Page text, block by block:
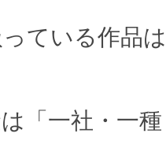
ている作品
「一社・一